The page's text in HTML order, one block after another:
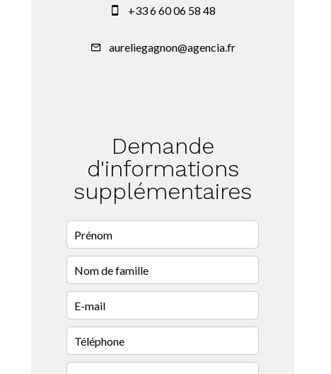
+33 6 60 06 58 48
aureliegagnon@agencia.fr
Demande
d'informations
supplémentaires